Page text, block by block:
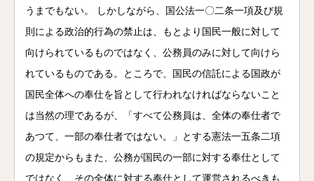
うまでもない。 しかしながら、国公法一〇二条一項及び規
則による政治的行為の禁止は、もとより国民一般に対して
向けられているものではなく、公務員のみに対して向けら
れているものである。ところで、国民の信託による国政が
国民全体への奉仕を旨として行われなければならないこと
は当然の理であるが、「すべて公務員は、全体の奉仕者で
あつて、一部の奉仕者ではない。」とする憲法一五条二項
の規定からもまた、公務が国民の一部に対する奉仕として
ではなく、その全体に対する奉仕として運営されるべきも